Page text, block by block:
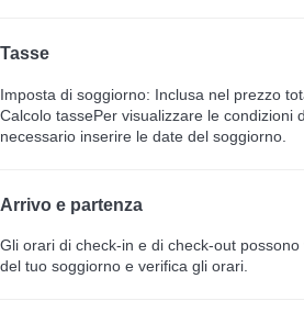
Tasse
Imposta di soggiorno: Inclusa nel prezzo
Calcolo tassePer visualizzare le condizioni
necessario inserire le date del soggiorno.
Arrivo e partenza
Gli orari di check-in e di check-out
del tuo soggiorno e verifica gli orari.